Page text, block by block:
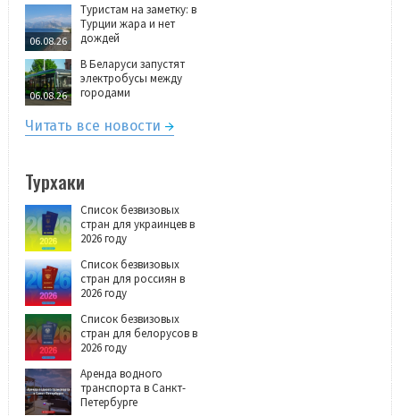
06.08.26
Туристам на заметку: в
Турции жара и нет
дождей
06.08.26
В Беларуси запустят
электробусы между
городами
Читать все новости
Турхаки
Список безвизовых
стран для украинцев в
2026 году
Список безвизовых
стран для россиян в
2026 году
Список безвизовых
стран для белорусов в
2026 году
Аренда водного
транспорта в Санкт-
Петербурге